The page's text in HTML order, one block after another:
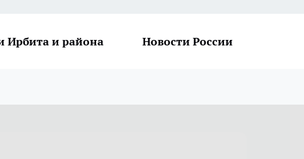
Ирбита и района Новости России